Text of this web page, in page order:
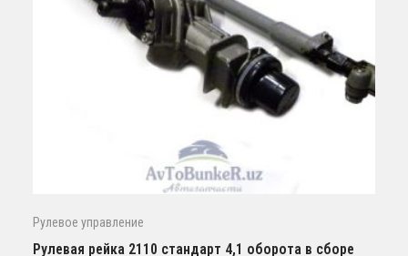
Рулевое управление
Рулевая рейка 2110 стандарт 4,1 оборота в сборе